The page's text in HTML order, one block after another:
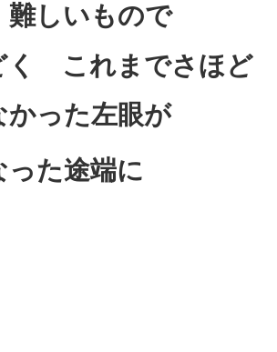
しいもので
く これまでさほ
かった左眼が
た途端に